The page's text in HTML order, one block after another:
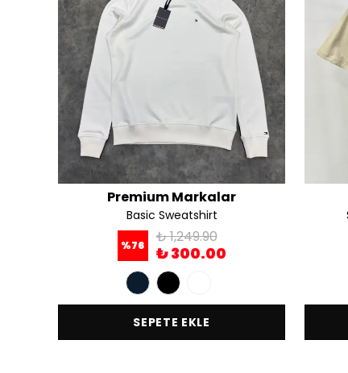
Premium Markalar
Basic Sweatshirt
%76 ₺ 1,249.90
₺ 300.00
SEPETE EKLE